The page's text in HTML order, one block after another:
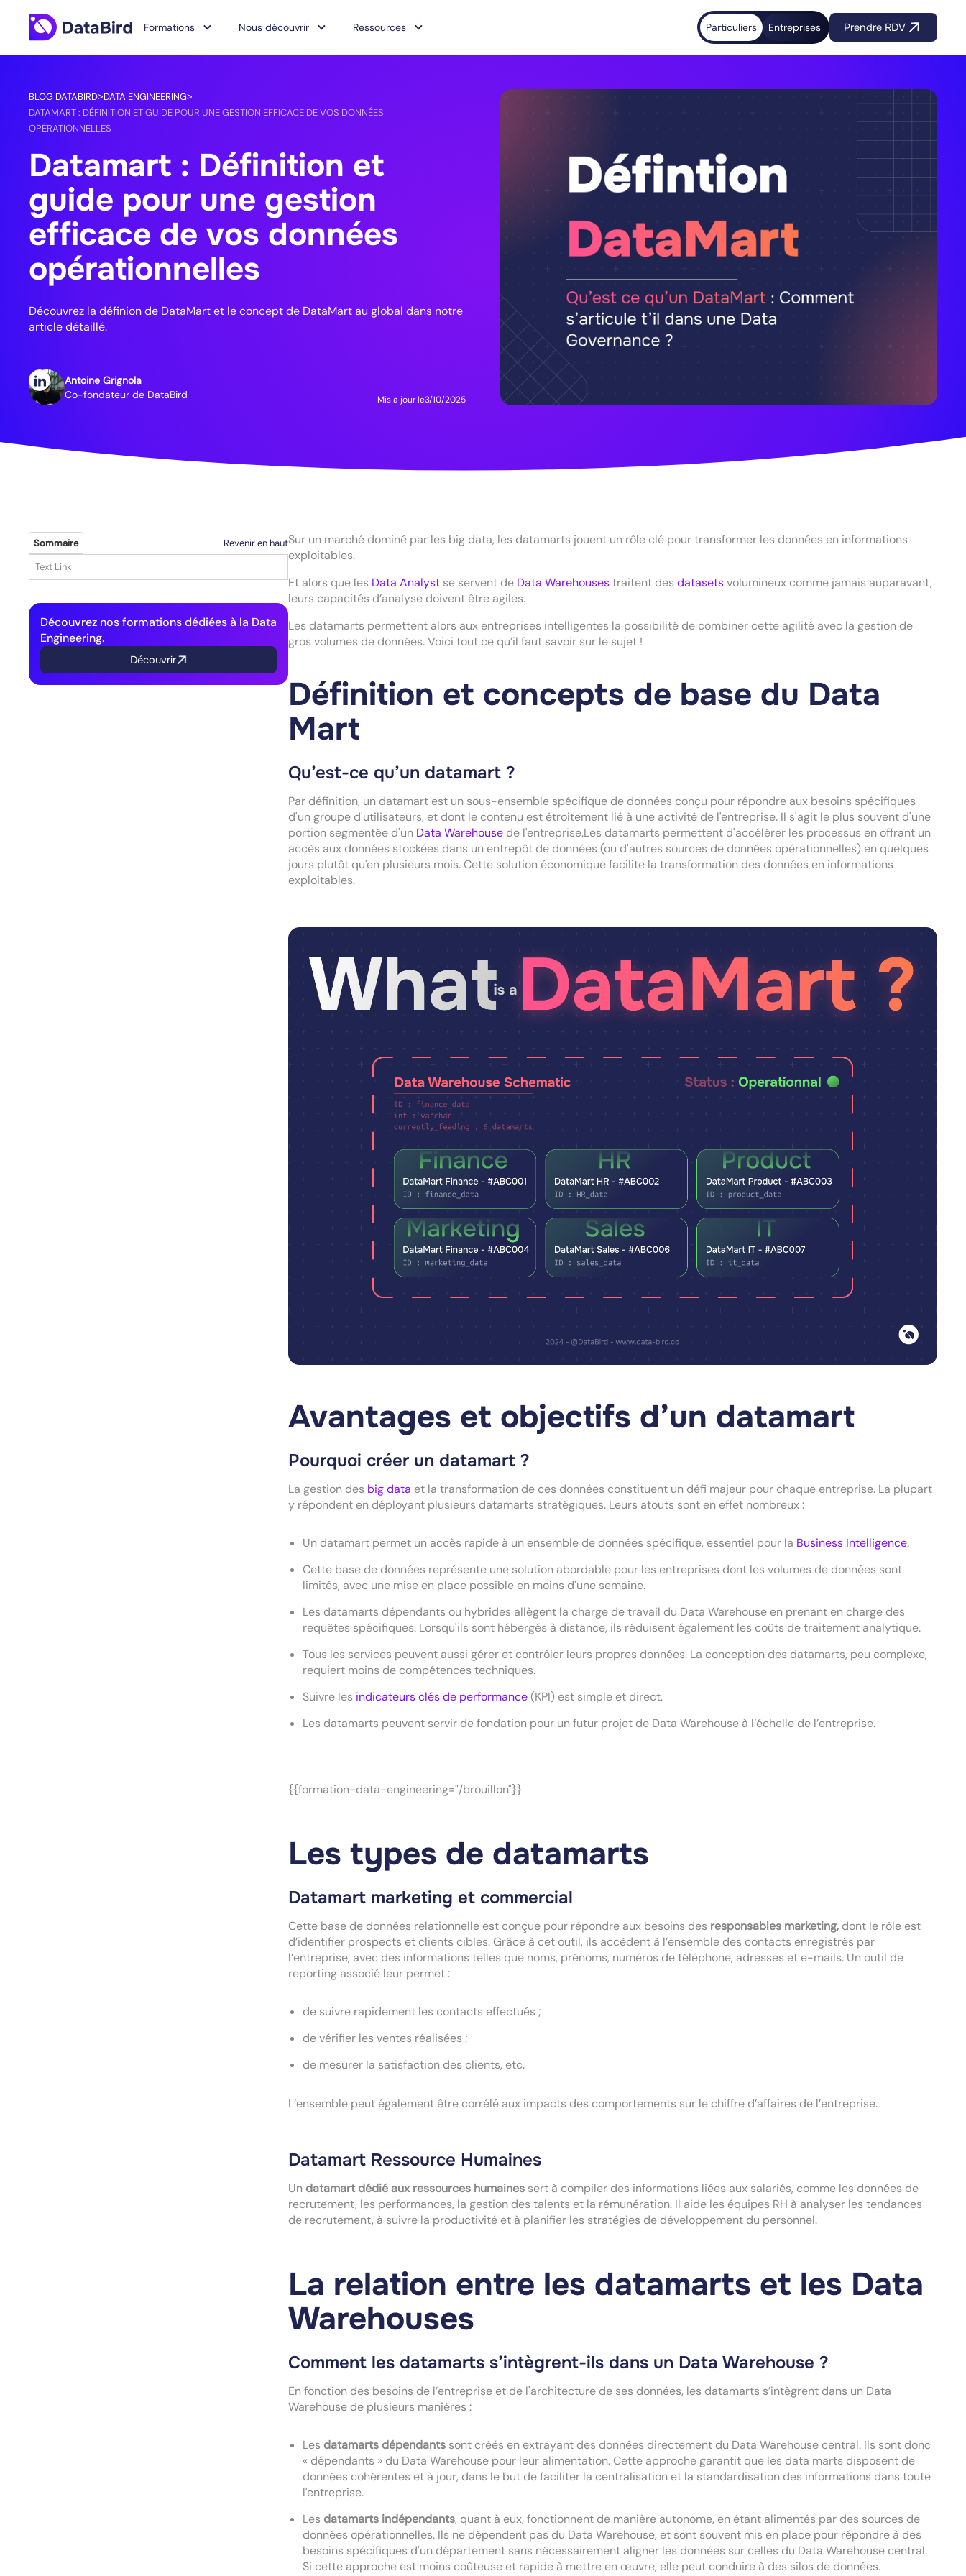
Formations Nous découvrir Ressources Particuliers Entreprises Prendre RDV
BLOG DATABIRD>DATA ENGINEERING>
DATAMART : DÉFINITION ET GUIDE POUR UNE GESTION EFFICACE DE VOS DONNÉES
OPÉRATIONNELLES
Datamart : Définition et
guide pour une gestion
efficace de vos données
opérationnelles
Découvrez la définion de DataMart et le concept de DataMart au global dans notre
article détaillé.
Antoine Grignola
Co-fondateur de DataBird
Mis à jour le3/10/2025
Sommaire
Revenir en haut
Text Link
Découvrez nos formations dédiées à la Data
Engineering.
Découvrir
Sur un marché dominé par les big data, les datamarts jouent un rôle clé pour transformer les données en informations
exploitables.
Et alors que les Data Analyst se servent de Data Warehousestraitent desdatasetsvolumineux comme jamais auparavant,
leurs capacités d’analyse doivent être agiles.
Les datamarts permettent alors aux entreprises intelligentes la possibilité de combiner cette agilité avec la gestion de
gros volumes de données. Voici tout ce qu’il faut savoir sur le sujet !
Définition et concepts de base du Data
Mart
Qu’est-ce qu’un datamart ?
Par définition, un datamart est un sous-ensemble spécifique de données conçu pour répondre aux besoins spécifiques
d'un groupe d'utilisateurs, et dont le contenu est étroitement lié à une activité de l'entreprise. Il s'agit le plus souvent d'une
portion segmentée d'un Data Warehouse de l'entreprise.Les datamarts permettent d'accélérer les processus en offrant un
accès aux données stockées dans un entrepôt de données (ou d'autres sources de données opérationnelles) en quelques
jours plutôt qu'en plusieurs mois. Cette solution économique facilite la transformation des données en informations
exploitables.
Avantages et objectifs d’un datamart
Pourquoi créer un datamart ?
La gestion des big data et la transformation de ces données constituent un défi majeur pour chaque entreprise. La plupart
y répondent en déployant plusieurs datamarts stratégiques. Leurs atouts sont en effet nombreux :
Un datamart permet un accès rapide à un ensemble de données spécifique, essentiel pour la Business Intelligence.
Cette base de données représente une solution abordable pour les entreprises dont les volumes de données sont
limités, avec une mise en place possible en moins d'une semaine.
Les datamarts dépendants ou hybrides allègent la charge de travail du Data Warehouse en prenant en charge des
requêtes spécifiques. Lorsqu'ils sont hébergés à distance, ils réduisent également les coûts de traitement analytique.
Tous les services peuvent aussi gérer et contrôler leurs propres données. La conception des datamarts, peu complexe,
requiert moins de compétences techniques.
Suivre les indicateurs clés de performance(KPI) est simple et direct.
Les datamarts peuvent servir de fondation pour un futur projet de Data Warehouse à l’échelle de l’entreprise.
{{formation-data-engineering="/brouillon"}}
Les types de datamarts
Datamart marketing et commercial
Cette base de données relationnelle est conçue pour répondre aux besoins des responsables marketing, dont le rôle est
d’identifier prospects et clients cibles. Grâce à cet outil, ils accèdent à l’ensemble des contacts enregistrés par
l’entreprise, avec des informations telles que noms, prénoms, numéros de téléphone, adresses et e-mails. Un outil de
reporting associé leur permet :
de suivre rapidement les contacts effectués ;
de vérifier les ventes réalisées ;
de mesurer la satisfaction des clients, etc.
L’ensemble peut également être corrélé aux impacts des comportements sur le chiffre d’affaires de l’entreprise.
Datamart Ressource Humaines
Un datamart dédié aux ressources humaines sert à compiler des informations liées aux salariés, comme les données de
recrutement, les performances, la gestion des talents et la rémunération. Il aide les équipes RH à analyser les tendances
de recrutement, à suivre la productivité et à planifier les stratégies de développement du personnel.
La relation entre les datamarts et les Data
Warehouses
Comment les datamarts s’intègrent-ils dans un Data Warehouse ?
En fonction des besoins de l’entreprise et de l'architecture de ses données, les datamarts s’intègrent dans un Data
Warehouse de plusieurs manières :
Les datamarts dépendants sont créés en extrayant des données directement du Data Warehouse central. Ils sont donc
« dépendants » du Data Warehouse pour leur alimentation. Cette approche garantit que les data marts disposent de
données cohérentes et à jour, dans le but de faciliter la centralisation et la standardisation des informations dans toute
l'entreprise.
Les datamarts indépendants, quant à eux, fonctionnent de manière autonome, en étant alimentés par des sources de
données opérationnelles. Ils ne dépendent pas du Data Warehouse, et sont souvent mis en place pour répondre à des
besoins spécifiques d'un département sans nécessairement aligner les données sur celles du Data Warehouse central.
Si cette approche est moins coûteuse et rapide à mettre en œuvre, elle peut conduire à des silos de données.